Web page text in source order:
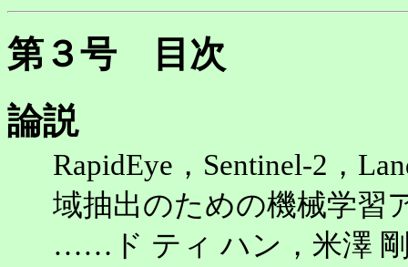
第３号 目次
論説
RapidEye，Sentinel-2，
域抽出のための機械学習
……ド ティ ハン，米澤